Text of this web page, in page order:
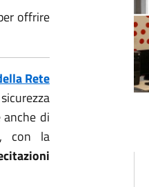
offrire
Rete
anche di
con la